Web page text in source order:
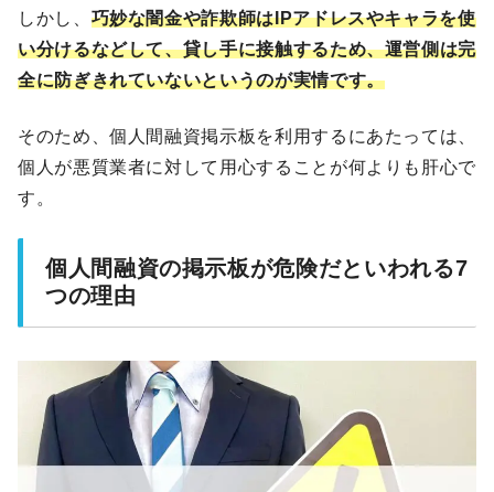
しかし、 巧妙な闇金や詐欺師はIPアドレスやキャラを使
い分けるなどして、貸し手に接触するため、運営側は完
全に防ぎきれていないというのが実情です。
そのため、個人間融資掲示板を利用するにあたっては、
個人が悪質業者に対して用心することが何よりも肝心で
す。
個人間融資の掲示板が危険だといわれる7
つの理由